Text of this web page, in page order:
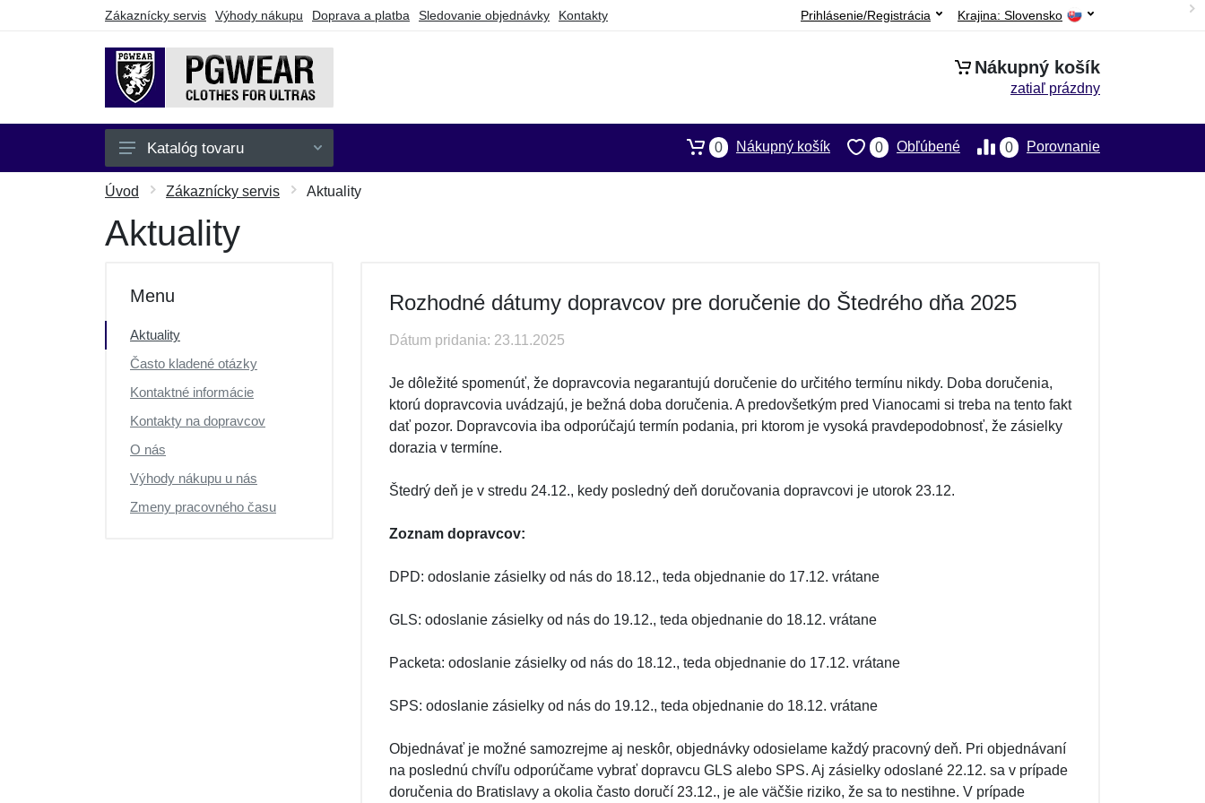
Zákaznícky servis Výhody nákupu Doprava a platba Sledovanie objednávky Kontakty Krajina: Slovensko
Prihlásenie/Registrácia
Nákupný košík
zatiaľ prázdny
Pánske
Dámske
Katalóg tovaru 0 Porovnanie
0 Obľúbené
0 Nákupný košík
Úvod Zákaznícky servis Aktuality
Aktuality
Menu
Aktuality
Často kladené otázky
Kontaktné informácie
Kontakty na dopravcov
O nás
Výhody nákupu u nás
Zmeny pracovného času
Rozhodné dátumy dopravcov pre doručenie do Štedrého dňa 2025
Dátum pridania: 23.11.2025
Je dôležité spomenúť, že dopravcovia negarantujú doručenie do určitého termínu nikdy. Doba doručenia,
ktorú dopravcovia uvádzajú, je bežná doba doručenia. A predovšetkým pred Vianocami si treba na tento fakt
dať pozor. Dopravcovia iba odporúčajú termín podania, pri ktorom je vysoká pravdepodobnosť, že zásielky
dorazia v termíne.
Štedrý deň je v stredu 24.12., kedy posledný deň doručovania dopravcovi je utorok 23.12.
Zoznam dopravcov:
DPD: odoslanie zásielky od nás do 18.12., teda objednanie do 17.12. vrátane
GLS: odoslanie zásielky od nás do 19.12., teda objednanie do 18.12. vrátane
Packeta: odoslanie zásielky od nás do 18.12., teda objednanie do 17.12. vrátane
SPS: odoslanie zásielky od nás do 19.12., teda objednanie do 18.12. vrátane
Objednávať je možné samozrejme aj neskôr, objednávky odosielame každý pracovný deň. Pri objednávaní
na poslednú chvíľu odporúčame vybrať dopravcu GLS alebo SPS. Aj zásielky odoslané 22.12. sa v prípade
doručenia do Bratislavy a okolia často doručí 23.12., je ale väčšie riziko, že sa to nestihne. V prípade